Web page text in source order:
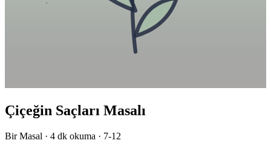
Çiçeğin Saçları Masalı
Bir Masal · 4 dk okuma · 7-12